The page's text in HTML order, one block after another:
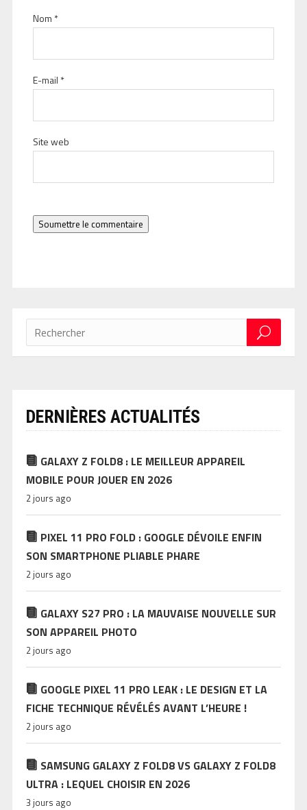
Nom *
E-mail *
Site web
Soumettre le commentaire
DERNIÈRES ACTUALITÉS
GALAXY Z FOLD8 : LE MEILLEUR APPAREIL
MOBILE POUR JOUER EN 2026
2 jours ago
PIXEL 11 PRO FOLD : GOOGLE DÉVOILE ENFIN
SON SMARTPHONE PLIABLE PHARE
2 jours ago
GALAXY S27 PRO : LA MAUVAISE NOUVELLE SUR
SON APPAREIL PHOTO
2 jours ago
GOOGLE PIXEL 11 PRO LEAK : LE DESIGN ET LA
FICHE TECHNIQUE RÉVÉLÉS AVANT L’HEURE !
2 jours ago
SAMSUNG GALAXY Z FOLD8 VS GALAXY Z FOLD8
ULTRA : LEQUEL CHOISIR EN 2026
3 jours ago